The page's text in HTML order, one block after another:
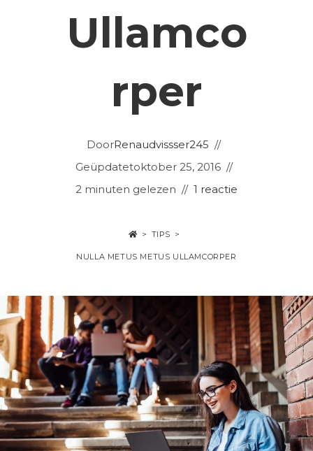
Ullamco
Rper
DoorRenaudvissser245
Geüpdatetoktober 25, 2016
2 minuten gelezen
1 reactie
> TIPS >
NULLA METUS METUS ULLAMCORPER